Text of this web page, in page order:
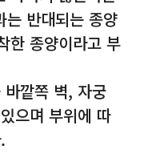
는 반대되는 종양
한 종양이라고 부
바깥쪽 벽, 자궁
으며 부위에 따